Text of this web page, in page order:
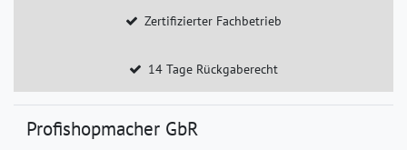
Zertifizierter Fachbetrieb
14 Tage Rückgaberecht
Profishopmacher GbR